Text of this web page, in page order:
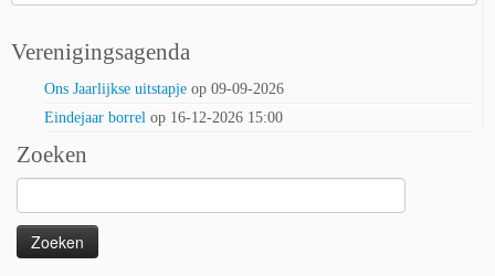
Verenigingsagenda
Ons Jaarlijkse uitstapje op 09-09-2026
Eindejaar borrel op 16-12-2026 15:00
Zoeken
naar: